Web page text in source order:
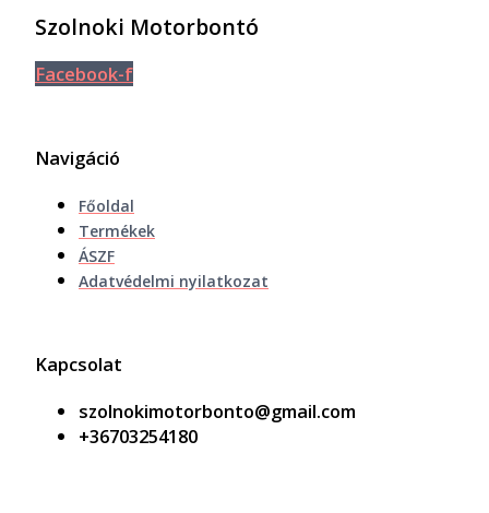
Szolnoki Motorbontó
Facebook-f
Navigáció
Főoldal
Termékek
ÁSZF
Adatvédelmi nyilatkozat
Kapcsolat
szolnokimotorbonto@gmail.com
+36703254180